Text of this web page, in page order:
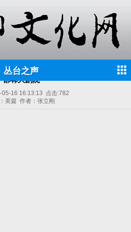
丛台之声
邯郸大剧院
05-16 16:13:13 点击:782
美篇 作者：张立刚